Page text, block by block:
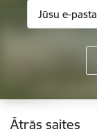
Kājene
Ātrās saites